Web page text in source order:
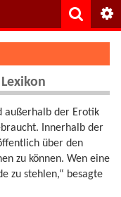
außerhalb der Erotik
Innerhalb der
über den
zu können. Wen eine
zu stehlen,“ besagte